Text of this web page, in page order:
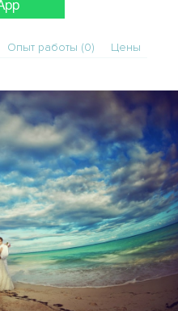
Опыт работы (0) Цены